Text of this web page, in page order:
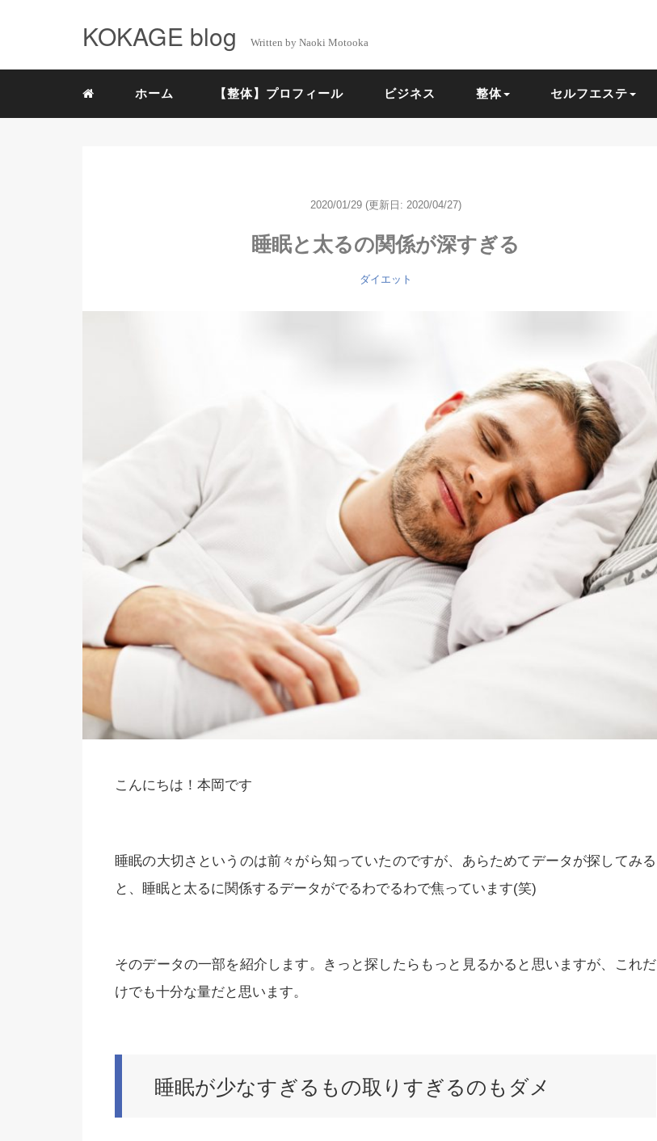
KOKAGE blog Written by Naoki Motooka
ホーム 【整体】プロフィール ビジネス 整体 セルフエステ
2020/01/29 (更新日: 2020/04/27)
睡眠と太るの関係が深すぎる
ダイエット
こんにちは！本岡です
睡眠の大切さというのは前々がら知っていたのですが、あらためてデータが探してみる
と、睡眠と太るに関係するデータがでるわでるわで焦っています(笑)
そのデータの一部を紹介します。きっと探したらもっと見るかると思いますが、これだ
けでも十分な量だと思います。
睡眠が少なすぎるもの取りすぎるのもダメ